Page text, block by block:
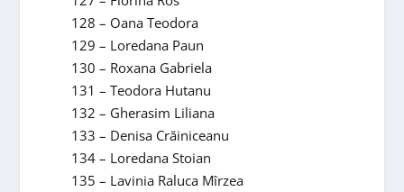
128 – Oana Teodora
129 – Loredana Paun
130 – Roxana Gabriela
131 – Teodora Hutanu
132 – Gherasim Liliana
133 – Denisa Crăiniceanu
134 – Loredana Stoian
135 – Lavinia Raluca Mîrzea